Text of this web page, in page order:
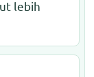
lebih